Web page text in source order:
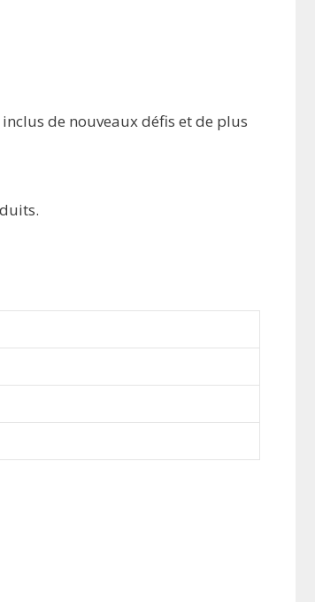
de nouveaux défis et de plus